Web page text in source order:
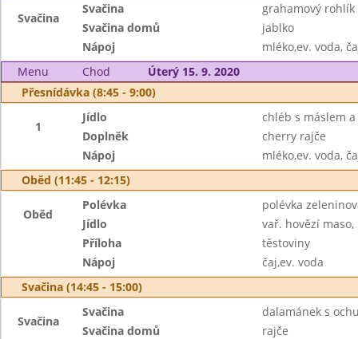
Svačina
Svačina
grahamový
Svačina domů
jablko
Nápoj
mléko,ev. voda,
Menu
Chod
Úterý 15. 9. 2020
Přesnídávka (8:45 - 9:00)
1
Jídlo
chléb s máslem
Doplněk
cherry rajče
Nápoj
mléko,ev. voda,
Oběd (11:45 - 12:15)
Oběd
Polévka
polévka
Jídlo
vař. hovězí
Příloha
těstoviny
Nápoj
čaj,ev. voda
Svačina (14:45 - 15:00)
Svačina
Svačina
dalamánek s
Svačina domů
rajče